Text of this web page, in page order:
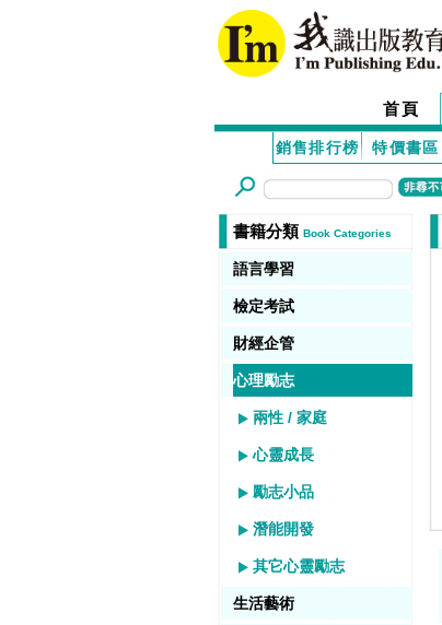
首頁
銷售排行榜 特價書區
書籍分類 Book Categories
語言學習
檢定考試
財經企管
心理勵志
兩性 / 家庭
心靈成長
勵志小品
潛能開發
其它心靈勵志
生活藝術